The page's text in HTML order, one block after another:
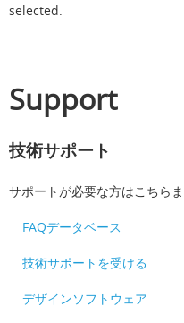
selected.
Support
技術サポート
サポートが必要な方はこちら
FAQデータベース
技術サポートを受ける
デザインソフトウェア